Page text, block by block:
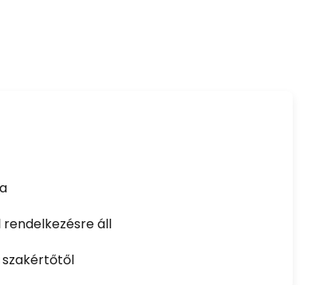
áll
szakértőtől